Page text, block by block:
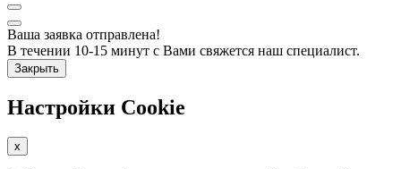
Ваша заявка отправлена!
В течении 10-15 минут с Вами свяжется наш специалист.
Закрыть
Настройки Cookie
x